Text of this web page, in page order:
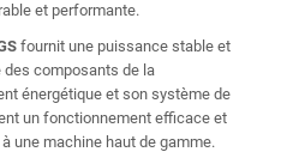
et performante.
fournit une puissance stable et
des composants de la
énergétique et son système de
un fonctionnement efficace et
une machine haut de gamme.